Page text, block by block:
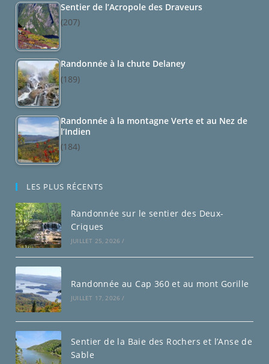
Sentier de l’Acropole des Draveurs
(207)
Randonnée à la chute Delaney
(189)
Randonnée à la montagne Verte et au Nez de
l’Indien
(184)
LES PLUS RÉCENTS
Randonnée sur le sentier des Deux-
Criques
JUILLET 25, 2026 /
Randonnée au Cap 360 et au mont Gorille
JUILLET 17, 2026 /
Sentier de la Baie des Rochers et l’Anse de
Sable